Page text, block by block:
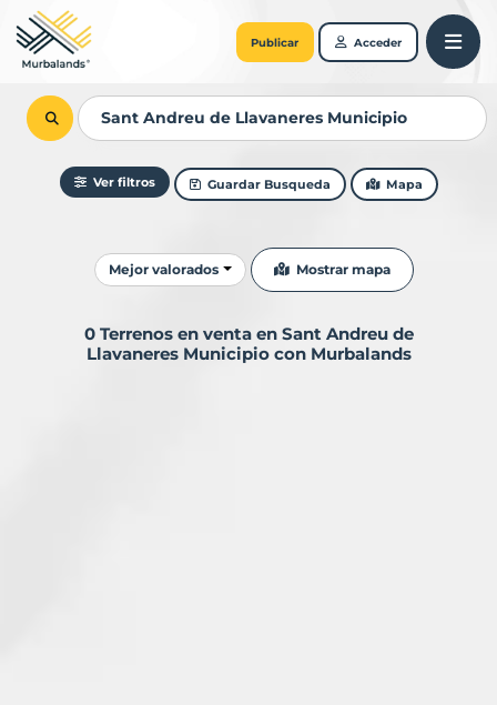
Publicar Acceder
Ver filtros Guardar Busqueda Mapa
Ordenar resultados
Mejor valorados Mostrar mapa
0 Terrenos en venta en Sant Andreu de
Llavaneres Municipio con Murbalands